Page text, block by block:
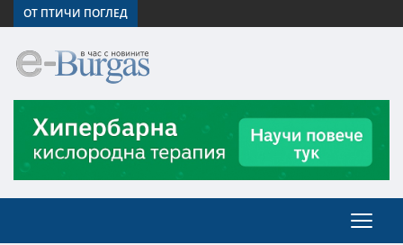
ОТ ПТИЧИ ПОГЛЕД